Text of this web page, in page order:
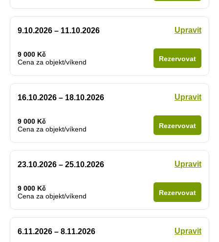
9.10.2026 – 11.10.2026 Upravit
9 000 Kč
Cena za objekt/víkend
Rezervovat
16.10.2026 – 18.10.2026 Upravit
9 000 Kč
Cena za objekt/víkend
Rezervovat
23.10.2026 – 25.10.2026 Upravit
9 000 Kč
Cena za objekt/víkend
Rezervovat
6.11.2026 – 8.11.2026 Upravit